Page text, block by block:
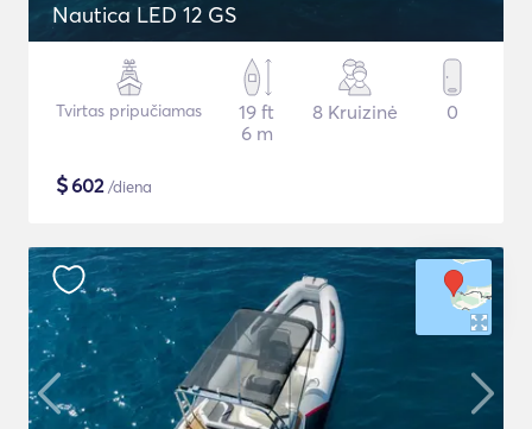
Nautica LED 12 GS
Tvirtas pripučiamas
19 ft
6 m
8 Kruizinė 0
$602/diena